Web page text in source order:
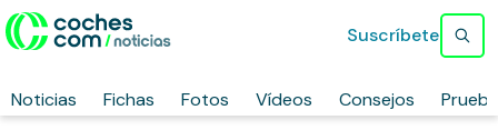
Noticias Fichas Fotos Vídeos Consejos
Suscríbete